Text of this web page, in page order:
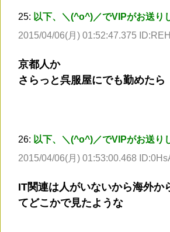
25: 以下、＼(^o^)／でVIPがお送り
2015/04/06(月) 01:52:47.375
京都人か
さらっと呉服屋にでも勤めたら
26: 以下、＼(^o^)／でVIPがお送り
2015/04/06(月) 01:53:00.468
IT関連は人がいないから海外か
てどこかで見たような